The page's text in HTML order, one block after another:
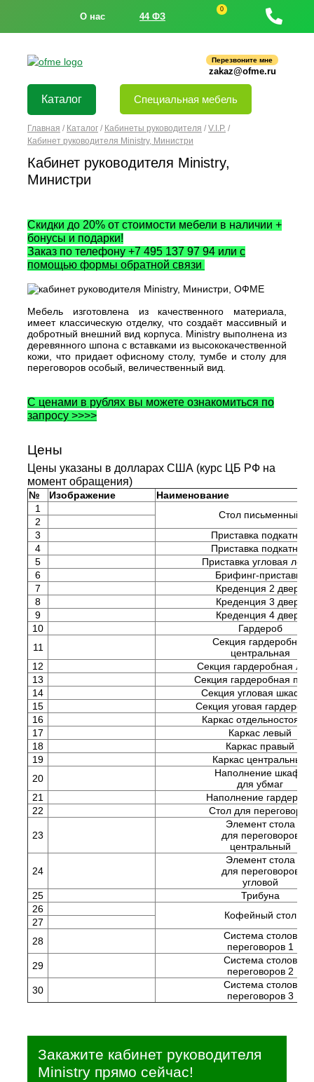
О нас 44 ФЗ
0
Перезвоните мне
zakaz@ofme.ru
Каталог Специальная мебель
Главная / Каталог / Кабинеты руководителя / V.I.P. /
Кабинет руководителя Ministry, Министри
Кабинет руководителя Ministry,
Министри
Скидки до 20% от стоимости мебели в наличии +
бонусы и подарки!
Заказ по телефону +7 495 137 97 94 или с
помощью формы обратной связи
Мебель изготовлена из качественного материала,
имеет классическую отделку, что создаёт массивный и
добротный внешний вид корпуса. Ministry выполнена из
деревянного шпона с вставками из высококачественной
кожи, что придает офисному столу, тумбе и столу для
переговоров особый, величественный вид.
С ценами в рублях вы можете ознакомиться по
запросу >>>>
Цены
Цены указаны в долларах США (курс ЦБ РФ на
момент обращения)
№ Изображение
Наименование
1
Стол письменный
2
3
Приставка подкатная
4
Приставка подкатная
5
Приставка угловая
6
Брифинг-приставка
7
Креденция 2 двери
8
Креденция 3 двери
9
Креденция 4 двери
10
Гардероб
11
Секция гардеробная
центральная
12
Секция гардеробная
13
Секция гардеробная
14
Секция угловая
15
Секция уговая
16
Каркас
17
Каркас левый
18
Каркас правый
19
Каркас центральный
20
Наполнение шкафа
для убмаг
21
Наполнение гардероба
22
Стол для переговоров
23
Элемент стола
для переговоров
центральный
24
Элемент стола
для переговоров
угловой
25
Трибуна
26
Кофейный стол
27
28
Система столов
переговоров 1
29
Система столов
переговоров 2
30
Система столов
переговоров 3
Закажите кабинет руководителя
Ministry прямо сейчас!